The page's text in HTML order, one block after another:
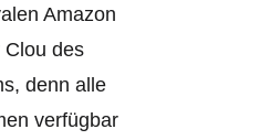
Amazon
Clou des
denn alle
verfügbar